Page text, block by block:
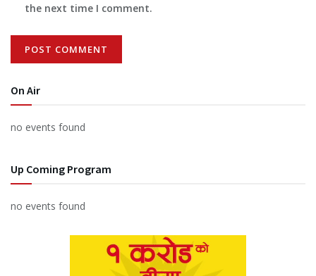
the next time I comment.
On Air
no events found
Up Coming Program
no events found